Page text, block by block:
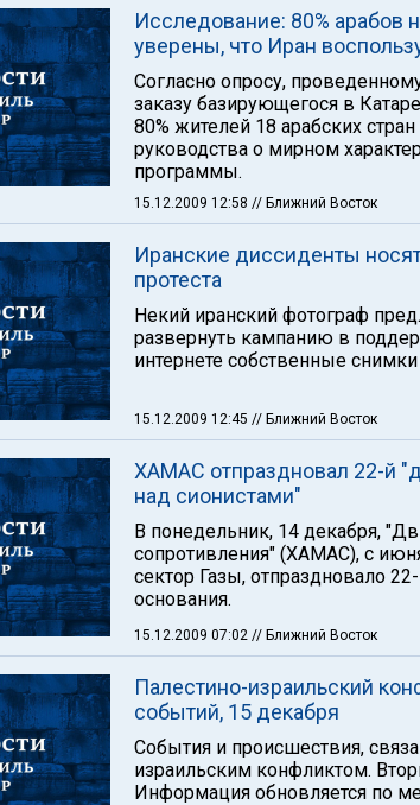
Исследование: 80% арабов
уверены, что Иран
Согласно опросу,
заказу базирующегося в
80% жителей 18 арабских
руководства о мирном
программы.
15.12.2009 12:58 // Ближний Восток
Иранские диссиденты
протеста
Некий иранский фотограф
развернуть кампанию в
интернете собственные
15.12.2009 12:45 // Ближний Восток
ХАМАС отпраздновал 22-й
над сионистами"
В понедельник, 14 декабря,
сопротивления" (ХАМАС), с
сектор Газы, отпраздновало
основания.
15.12.2009 07:02 // Ближний Восток
Палестино-израильский
событий, 15 декабря
События и происшествия,
израильским конфликтом.
Информация обновляется по